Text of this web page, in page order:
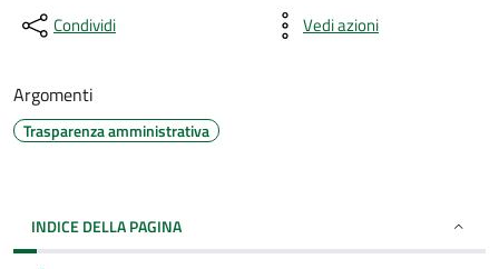
Condividi Vedi azioni
Argomenti
Trasparenza amministrativa
INDICE DELLA PAGINA